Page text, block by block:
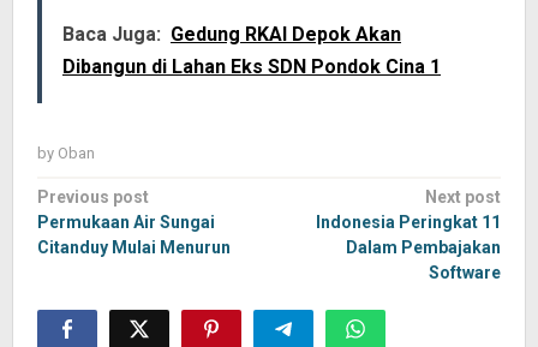
Baca Juga: Gedung RKAI Depok Akan
Dibangun di Lahan Eks SDN Pondok Cina 1
by Oban
Post
navigation
Previous post
Permukaan Air Sungai
Citanduy Mulai Menurun
Next post
Indonesia Peringkat 11
Dalam Pembajakan
Software